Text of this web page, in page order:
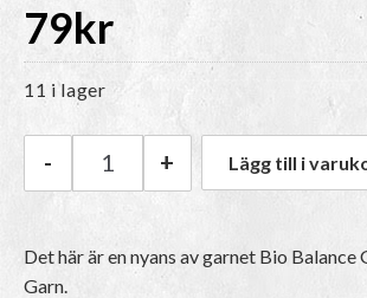
79kr
11 i lager
BC Garn Bio Balance GOTS
- + Lägg till i
Det här är en nyans av garnet Bio Balance
Garn.